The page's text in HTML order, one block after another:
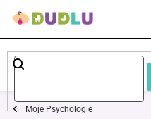
Dětské
a
Moje Psychologie